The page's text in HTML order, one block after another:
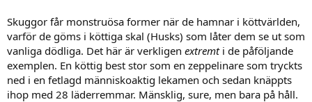
Skuggor får monstruösa former när de hamnar i köttvärlden,
varför de göms i köttiga skal (Husks) som låter dem se ut som
vanliga dödliga. Det här är verkligen extremti de påföljande
exemplen. En köttig best stor som en zeppelinare som tryckts
ned i en fetlagd människoaktig lekamen och sedan knäppts
ihop med 28 läderremmar. Mänsklig, sure, men bara på håll.